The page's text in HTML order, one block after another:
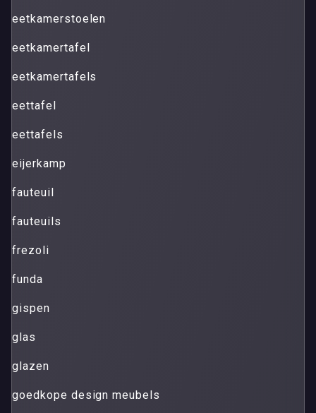
eetkamerstoelen
eetkamertafel
eetkamertafels
eettafel
eettafels
eijerkamp
fauteuil
fauteuils
frezoli
funda
gispen
glas
glazen
goedkope design meubels